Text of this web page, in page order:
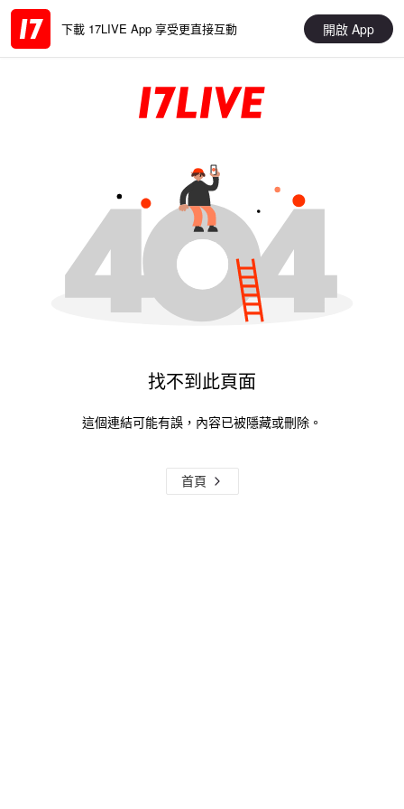
下載 17LIVE App 享受更直接互動 開啟 App
找不到此頁面
這個連結可能有誤，內容已被隱藏或刪除。
首頁